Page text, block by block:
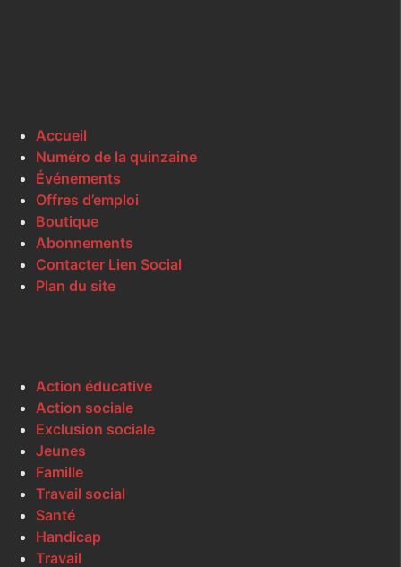
Accueil
Numéro de la quinzaine
Événements
Offres d’emploi
Boutique
Abonnements
Contacter Lien Social
Plan du site
Action éducative
Action sociale
Exclusion sociale
Jeunes
Famille
Travail social
Santé
Handicap
Travail